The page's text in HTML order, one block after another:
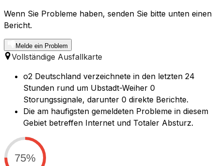
Wenn Sie Probleme haben, senden Sie bitte unten einen
Bericht.
Melde ein Problem
Vollständige Ausfallkarte
o2 Deutschland verzeichnete in den letzten 24
Stunden rund um Ubstadt-Weiher 0
Storungssignale, darunter 0 direkte Berichte.
Die am haufigsten gemeldeten Probleme in diesem
Gebiet betreffen Internet und Totaler Absturz.
75%